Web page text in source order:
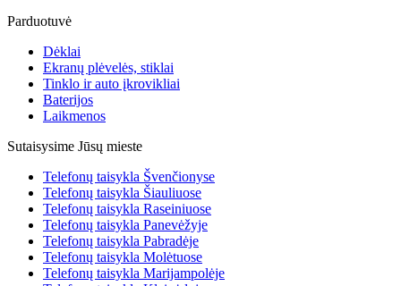
Parduotuvė
Dėklai
Ekranų plėvelės, stiklai
Tinklo ir auto įkrovikliai
Baterijos
Laikmenos
Sutaisysime Jūsų mieste
Telefonų taisykla Švenčionyse
Telefonų taisykla Šiauliuose
Telefonų taisykla Raseiniuose
Telefonų taisykla Panevėžyje
Telefonų taisykla Pabradėje
Telefonų taisykla Molėtuose
Telefonų taisykla Marijampolėje